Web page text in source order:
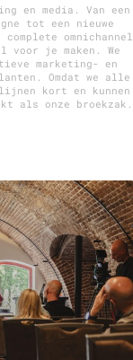
en media. Van een
tot een nieuwe
omnichannel
voor je maken. We
marketing- en
Omdat we alle
kort en kunnen
als onze broekzak.